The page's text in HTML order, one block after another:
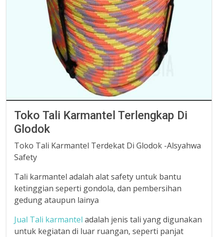
Toko Tali Karmantel Terlengkap Di
Glodok
Toko Tali Karmantel Terdekat Di Glodok -Alsyahwa
Safety
Tali karmantel adalah alat safety untuk bantu
ketinggian seperti gondola, dan pembersihan
gedung ataupun lainya
Jual Tali karmantel adalah jenis tali yang digunakan
untuk kegiatan di luar ruangan, seperti panjat